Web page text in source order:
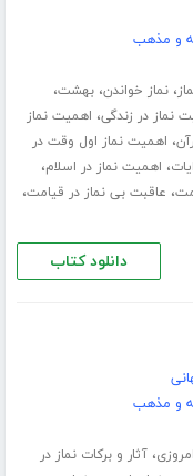
و مذهب
،نماز خواندن،بهشت،
نماز در زندگی، اهمیت نماز
، اهمیت نماز اول وقت در
، اهمیت نماز در اسلام،
، عاقبت بی نماز در قیامت،
دانلود کتاب
و مذهب
،آثار و برکات نماز در